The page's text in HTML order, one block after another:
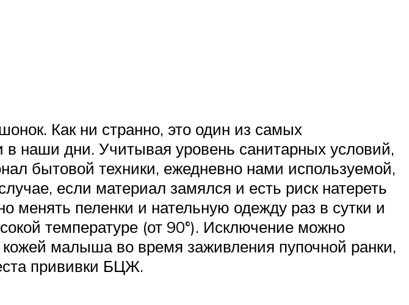
Как ни странно, это один из самых
наши дни. Учитывая уровень санитарных условий,
бытовой техники, ежедневно нами используемой,
если материал замялся и есть риск натереть
менять пеленки и нательную одежду раз в сутки и
температуре (от 90°). Исключение можно
малыша во время заживления пупочной ранки,
прививки БЦЖ.